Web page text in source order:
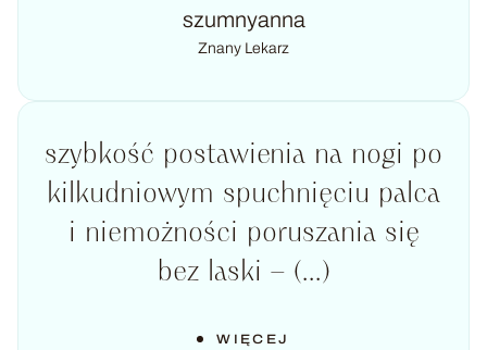
szumnyanna
Znany Lekarz
szybkość postawienia na nogi po
kilkudniowym spuchnięciu palca
i niemożności poruszania się
bez laski – (...)
WIĘCEJ